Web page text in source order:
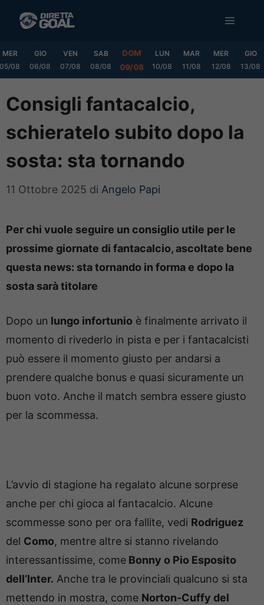
MENU
MER
05/08
GIO
06/08
VEN
07/08
SAB
08/08
DOM
09/08
LUN
10/08
MAR
11/08
MER
12/08
GIO
13/08
Consigli fantacalcio,
schieratelo subito dopo la
sosta: sta tornando
11 Ottobre 2025 di Angelo Papi
Per chi vuole seguire un consiglio utile per le
prossime giornate di fantacalcio, ascoltate bene
questa news: sta tornando in forma e dopo la
sosta sarà titolare
Dopo un lungo infortunio è finalmente arrivato il
momento di rivederlo in pista e per i fantacalcisti
può essere il momento giusto per andarsi a
prendere qualche bonus e quasi sicuramente un
buon voto. Anche il match sembra essere giusto
per la scommessa.
L’avvio di stagione ha regalato alcune sorprese
anche per chi gioca al fantacalcio. Alcune
scommesse sono per ora fallite, vedi Rodriguez
del Como, mentre altre si stanno rivelando
interessantissime, come Bonny o Pio Esposito
dell’Inter. Anche tra le provinciali qualcuno si sta
mettendo in mostra, come Norton-Cuffy del